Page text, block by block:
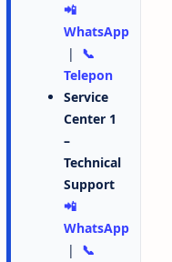
📲
WhatsApp
| 📞
Telepon
Service
Center 1
–
Technical
Support
📲
WhatsApp
| 📞